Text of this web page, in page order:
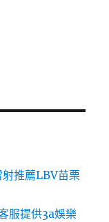
射推薦LBV苗栗
服提供3a娛樂